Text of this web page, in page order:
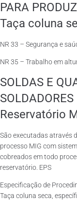
PARA
Taça coluna
NR 33 – Segurança e
NR 35 – Trabalho em
SOLDAS E
Reservatório
São executadas através
processo MIG com
cobreados em todo
reservatório. EPS
Especificação de
Taça coluna seca,